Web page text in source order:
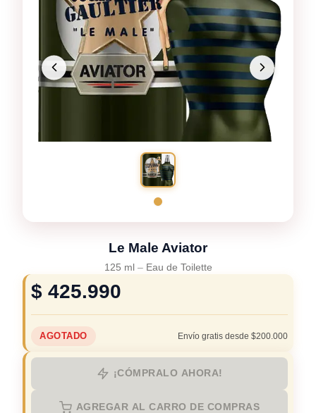
Le Male Aviator
125 ml – Eau de Toilette
$ 425.990
AGOTADO Envío gratis desde $200.000
¡CÓMPRALO AHORA!
AGREGAR AL CARRO DE COMPRAS